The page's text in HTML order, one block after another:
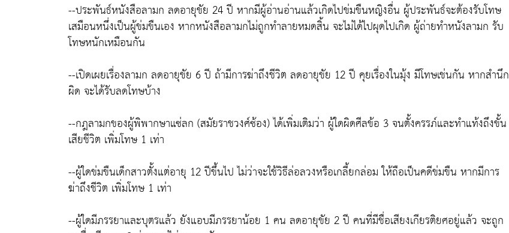
--ประพันธ์หนังสือลามก ลดอายุขัย 24 ปี หากมีผู้อ่านอ่านแล้วเกิดไปข่มขืนหญิงอื่น ผู้ประพันธ์จะต้องรับโทษ
เสมือนหนึ่งเป็นผู้ข่มขืนเอง หากหนังสือลามกไม่ถูกทำลายหมดสิ้น จะไม่ได้ไปผุดไปเกิด ผู้ถ่ายทำหนังลามก รับ
โทษหนักเหมือนกัน
--เปิดเผยเรื่องลามก ลดอายุขัย 6 ปี ถ้ามีการฆ่าถึงชีวิต ลดอายุขัย 12 ปี คุยเรื่องในมุ้ง มีโทษเช่นกัน หากสำนึก
ผิด จะได้รับลดโทษบ้าง
--กฎลามกของผู้พิพากษาแซ่ลก (สมัยราชวงศ์ซ้อง) ได้เพิ่มเติมว่า ผู้ใดผิดศีลข้อ 3 จนตั้งครรภ์และทำแท้งถึงขั้น
เสียชีวิต เพิ่มโทษ 1 เท่า
--ผู้ใดข่มขืนเด็กสาวตั้งแต่อายุ 12 ปีขึ้นไป ไม่ว่าจะใช้วิธีล่อลวงหรือเกลี้ยกล่อม ให้ถือเป็นคดีข่มขืน หากมีการ
ฆ่าถึงชีวิต เพิ่มโทษ 1 เท่า
--ผู้ใดมีภรรยาและบุตรแล้ว ยังแอบมีภรรยาน้อย 1 คน ลดอายุขัย 2 ปี คนที่มีชื่อเสียงเกียรติยศอยู่แล้ว จะถูก